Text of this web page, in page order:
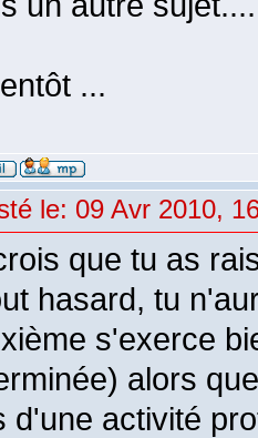
...
le: 09 Avr 2010,
que tu as
hasard, tu
s'exerce
alors
d'une activité